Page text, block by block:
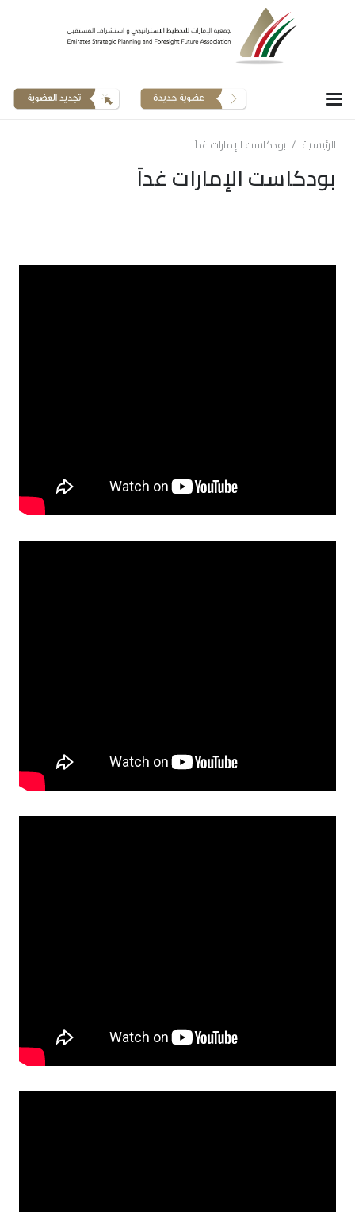
الرئيسية / بودكاست الإمارات غداً
بودكاست الإمارات غداً